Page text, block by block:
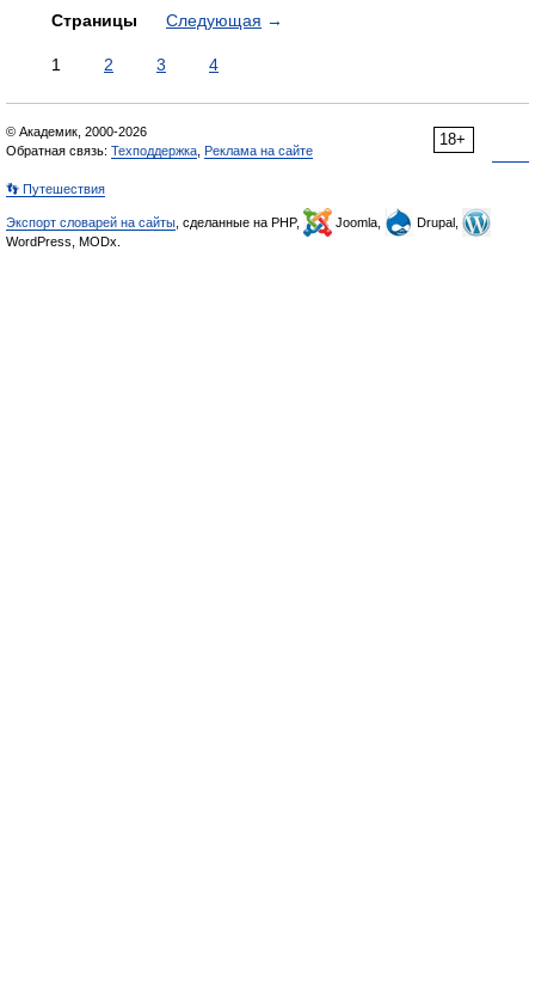
Страницы Следующая →
1 2 3 4
18+
© Академик, 2000-2026
Обратная связь: Техподдержка Реклама на сайте
👣 Путешествия
Экспорт словарей на сайты , сделанные на PHP, Joomla,
Drupal,
WordPress, MODx.